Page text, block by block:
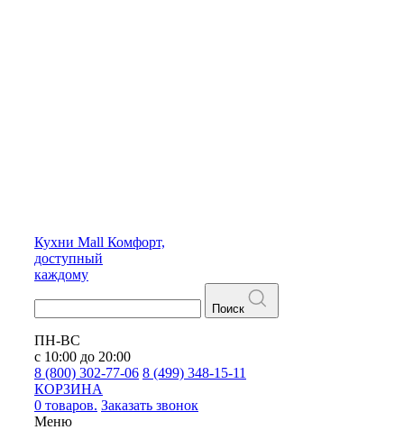
Кухни Mall Комфорт,
доступный
каждому
Поиск
ПН-ВС
с 10:00 до 20:00
8 (800) 302-77-06 8 (499) 348-15-11
КОРЗИНА
0 товаров. Заказать звонок
Меню